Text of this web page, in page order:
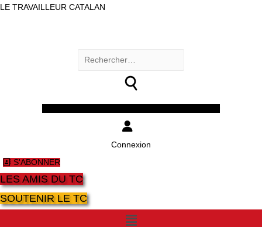
LE TRAVAILLEUR CATALAN
Rechercher :
Connexion
S'ABONNER
LES AMIS DU TC
SOUTENIR LE TC
Menu